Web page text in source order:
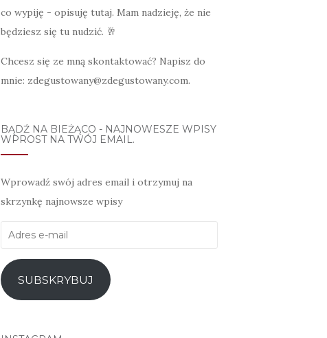
co wypiję - opisuję tutaj. Mam nadzieję, że nie
będziesz się tu nudzić. 🥂
Chcesz się ze mną skontaktować? Napisz do
mnie: zdegustowany@zdegustowany.com.
BĄDŹ NA BIEŻĄCO - NAJNOWESZE WPISY
WPROST NA TWÓJ EMAIL.
Wprowadź swój adres email i otrzymuj na
skrzynkę najnowsze wpisy
Adres
mail
SUBSKRYBUJ